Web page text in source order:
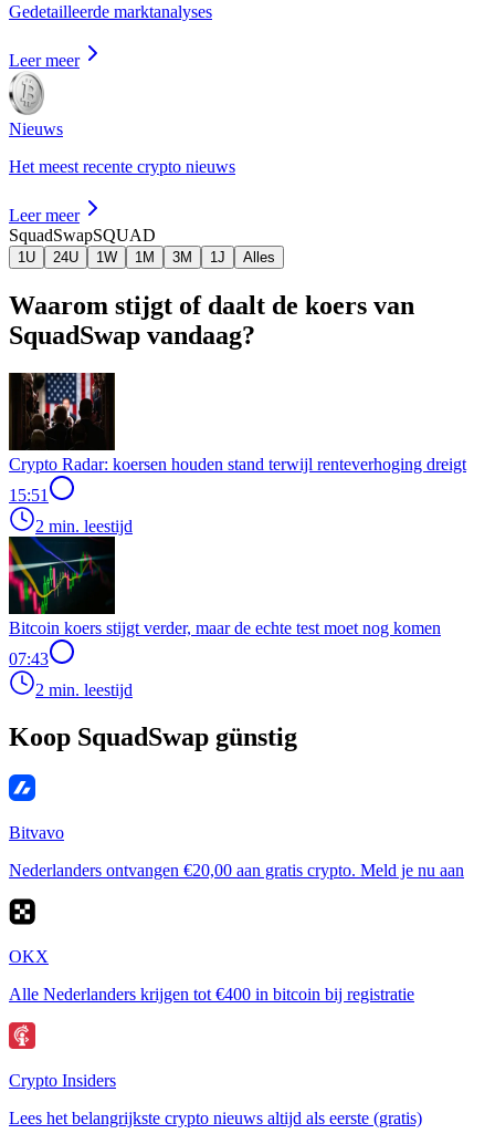
Gedetailleerde marktanalyses
Leer meer
Nieuws
Het meest recente crypto nieuws
Leer meer
SquadSwapSQUAD
1U 24U 1W 1M 3M 1J Alles
Waarom stijgt of daalt de koers van
SquadSwap vandaag?
Crypto Radar: koersen houden stand terwijl renteverhoging dreigt
15:51
2 min. leestijd
Bitcoin koers stijgt verder, maar de echte test moet nog komen
07:43
2 min. leestijd
Koop SquadSwap günstig
Bitvavo
Nederlanders ontvangen €20,00 aan gratis crypto. Meld je nu aan
OKX
Alle Nederlanders krijgen tot €400 in bitcoin bij registratie
Crypto Insiders
Lees het belangrijkste crypto nieuws altijd als eerste (gratis)